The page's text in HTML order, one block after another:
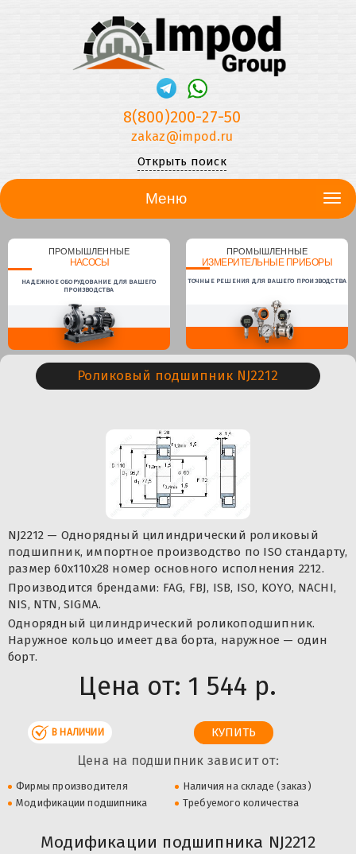
8(800)200-27-50
zakaz@impod.ru
Открыть поиск
Меню
ПРОМЫШЛЕННЫЕ
НАСОСЫ
НАДЕЖНОЕ ОБОРУДОВАНИЕ ДЛЯ ВАШЕГО
ПРОИЗВОДСТВА
ПРОМЫШЛЕННЫЕ
ИЗМЕРИТЕЛЬНЫЕ ПРИБОРЫ
ТОЧНЫЕ РЕШЕНИЯ ДЛЯ ВАШЕГО ПРОИЗВОДСТВА
Роликовый подшипник NJ2212
NJ2212 — Однорядный цилиндрический роликовый
подшипник, импортное производство по ISO стандарту,
размер 60x110x28 номер основного исполнения 2212.
Производится брендами: FAG, FBJ, ISB, ISO, KOYO, NACHI,
NIS, NTN, SIGMA.
Однорядный цилиндрический роликоподшипник.
Наружное кольцо имеет два борта, наружное — один
борт.
Цена от: 1 544 р.
В НАЛИЧИИ
Цена на подшипник зависит от:
Фирмы производителя
Наличия на складе (заказ)
Модификации подшипника
Требуемого количества
Модификации подшипника NJ2212